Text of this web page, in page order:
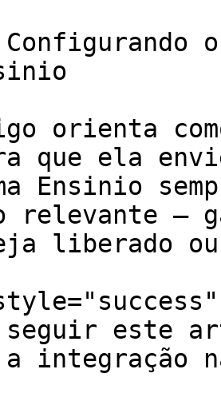
orienta
que ela
Ensinio
relevante —
liberado ou
seguir este
integração